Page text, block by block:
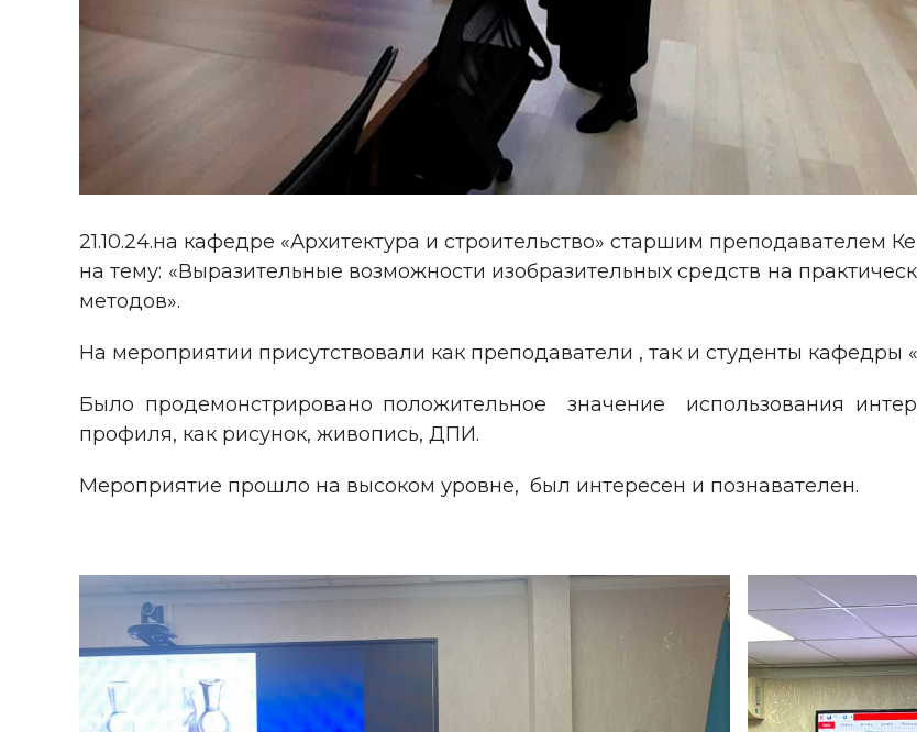
21.10.24.на кафедре «Архитектура и строительство» старшим преподавателем
на тему: «Выразительные возможности изобразительных средств на
методов».
На мероприятии присутствовали как преподаватели , так и студенты кафедры
Было продемонстрировано положительное значение использования
профиля, как рисунок, живопись, ДПИ.
Мероприятие прошло на высоком уровне, был интересен и познавателен.